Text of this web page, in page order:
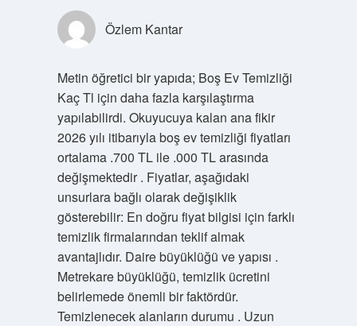
Özlem Kantar
Metin öğretici bir yapıda; Boş Ev Temizliği
Kaç Tl için daha fazla karşılaştırma
yapılabilirdi. Okuyucuya kalan ana fikir
2026 yılı itibarıyla boş ev temizliği fiyatları
ortalama .700 TL ile .000 TL arasında
değişmektedir . Fiyatlar, aşağıdaki
unsurlara bağlı olarak değişiklik
gösterebilir: En doğru fiyat bilgisi için farklı
temizlik firmalarından teklif almak
avantajlıdır. Daire büyüklüğü ve yapısı .
Metrekare büyüklüğü, temizlik ücretini
belirlemede önemli bir faktördür.
Temizlenecek alanların durumu . Uzun